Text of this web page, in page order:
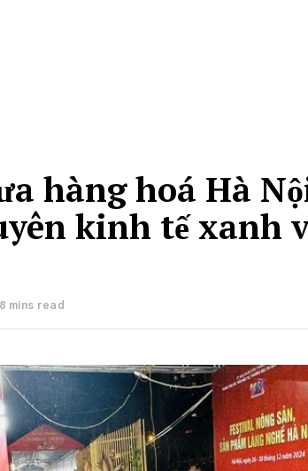
hàng hoá Hà
kinh tế xanh
8 mins read